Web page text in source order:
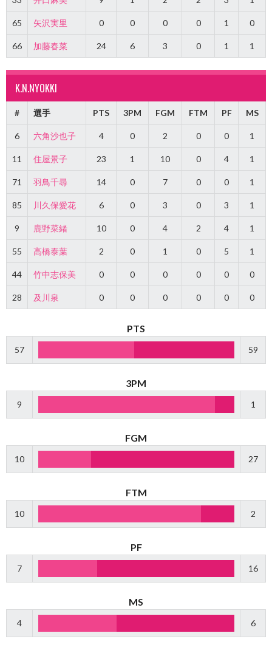
65 矢沢実里 0 0 0 0 1 0
66 加藤春菜 24 6 3 0 1 1
K.N.NYOKKI
# 選手 PTS 3PM FGM FTM PF MS
6 六角沙也子 4 0 2 0 0 1
11 住屋景子 23 1 10 0 4 1
71 羽鳥千尋 14 0 7 0 0 1
85 川久保愛花 6 0 3 0 3 1
9 鹿野菜緒 10 0 4 2 4 1
55 高橋泰葉 2 0 1 0 5 1
44 竹中志保美 0 0 0 0 0 0
28 及川泉 0 0 0 0 0 0
PTS
57 59
3PM
9 1
FGM
10 27
FTM
10 2
PF
7 16
MS
4 6